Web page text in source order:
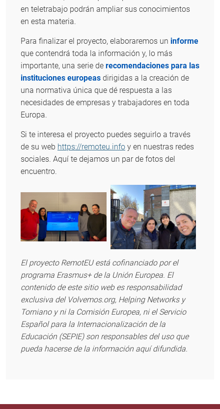
en teletrabajo podrán ampliar sus conocimientos
en esta materia.
Para finalizar el proyecto, elaboraremos un informe
que contendrá toda la información y, lo más
importante, una serie de recomendaciones para las
instituciones europeas dirigidas a la creación de
una normativa única que dé respuesta a las
necesidades de empresas y trabajadores en toda
Europa.
Si te interesa el proyecto puedes seguirlo a través
de su web https://remoteu.info y en nuestras redes
sociales. Aquí te dejamos un par de fotos del
encuentro.
El proyecto RemotEU está cofinanciado por el
programa Erasmus+ de la Unión Europea. El
contenido de este sitio web es responsabilidad
exclusiva del Volvemos.org, Helping Networks y
Torniano y ni la Comisión Europea, ni el Servicio
Español para la Internacionalización de la
Educación (SEPIE) son responsables del uso que
pueda hacerse de la información aquí difundida.